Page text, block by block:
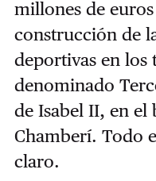
millones de
construcción de
deportivas en los
denominado
de Isabel II, en
Chamberí. Todo
claro.